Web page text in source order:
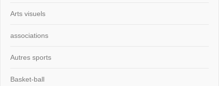
Arts visuels
associations
Autres sports
Basket-ball